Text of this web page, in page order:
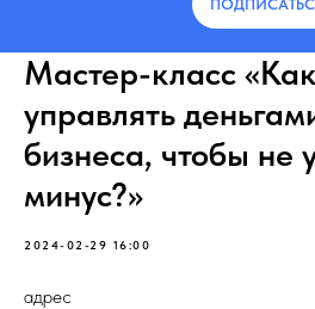
Мастер-класс
управлять
бизнеса, чтобы не
минус?»
2024-02-29 16:00
адрес